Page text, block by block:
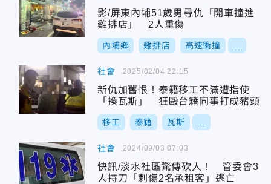
影/屏東內埔51歲男尋仇「開車撞進
雞排店」 2人重傷
內埔鄉 雞排店 高速衝撞
社會
新仇加舊恨！泰籍移工不滿遭指使
「換瓦斯」 狂毆台籍同事打成豬頭
移工 泰籍 瓦斯
2025/02/04 22:15
社會
快訊/淡水社區驚傳砍人！ 管委會3
人持刀「刺傷2名承租客」逃亡
2024/09/03 07:03